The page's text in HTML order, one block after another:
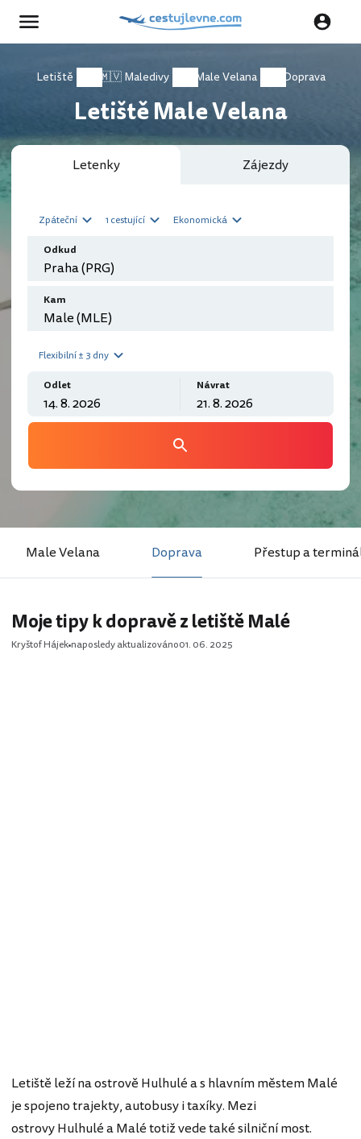
Letiště 🇲🇻 Maledivy Male Velana Doprava
Letiště Male Velana
Letenky Zájezdy
Zpáteční 1 cestující Ekonomická
Odkud
Kam
Flexibilní ± 3 dny
Odlet Návrat
Male Velana Doprava Přestup a
Moje tipy k dopravě z letiště Malé
Kryštof Hájek naposledy aktualizováno01. 06. 2025
Letiště leží na ostrově Hulhulé a s hlavním městem Malé
je spojeno trajekty, autobusy i taxíky. Mezi
ostrovy Hulhulé a Malé totiž vede také silniční most.